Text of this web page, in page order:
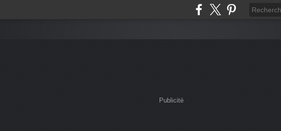
Publicité